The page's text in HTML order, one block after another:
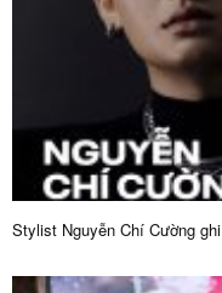
Stylist Nguyễn Chí Cường